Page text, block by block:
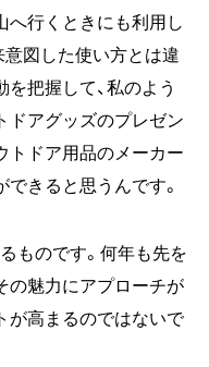
へ行くときにも利用し
意図した使い方とは違
を把握して、私のよう
ドアグッズのプレゼン
トドア用品のメーカー
できると思うんです。
ものです。何年も先を
の魅力にアプローチが
が高まるのではないで